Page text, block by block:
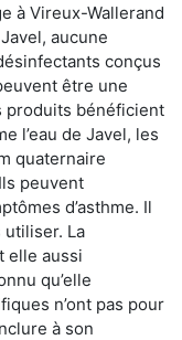
à Vireux-Wallerand
aucune
conçus
être une
produits bénéficient
l’eau de Javel, les
quaternaire
peuvent
d’asthme. Il
La
elle aussi
qu’elle
n’ont pas pour
à son